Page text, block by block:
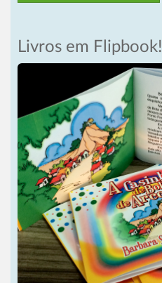
Livros em Flipbook!